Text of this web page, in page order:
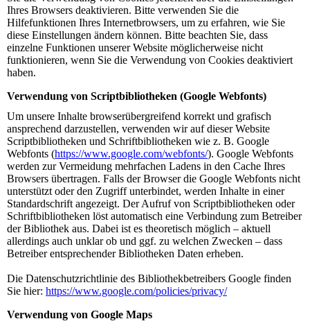
Ihres Browsers deaktivieren. Bitte verwenden Sie die
Hilfefunktionen Ihres Internetbrowsers, um zu erfahren, wie Sie
diese Einstellungen ändern können. Bitte beachten Sie, dass
einzelne Funktionen unserer Website möglicherweise nicht
funktionieren, wenn Sie die Verwendung von Cookies deaktiviert
haben.
Verwendung von Scriptbibliotheken (Google Webfonts)
Um unsere Inhalte browserübergreifend korrekt und grafisch
ansprechend darzustellen, verwenden wir auf dieser Website
Scriptbibliotheken und Schriftbibliotheken wie z. B. Google
Webfonts (https://www.google.com/webfonts/). Google Webfonts
werden zur Vermeidung mehrfachen Ladens in den Cache Ihres
Browsers übertragen. Falls der Browser die Google Webfonts nicht
unterstützt oder den Zugriff unterbindet, werden Inhalte in einer
Standardschrift angezeigt. Der Aufruf von Scriptbibliotheken oder
Schriftbibliotheken löst automatisch eine Verbindung zum Betreiber
der Bibliothek aus. Dabei ist es theoretisch möglich – aktuell
allerdings auch unklar ob und ggf. zu welchen Zwecken – dass
Betreiber entsprechender Bibliotheken Daten erheben.
Die Datenschutzrichtlinie des Bibliothekbetreibers Google finden
Sie hier: https://www.google.com/policies/privacy/
Verwendung von Google Maps